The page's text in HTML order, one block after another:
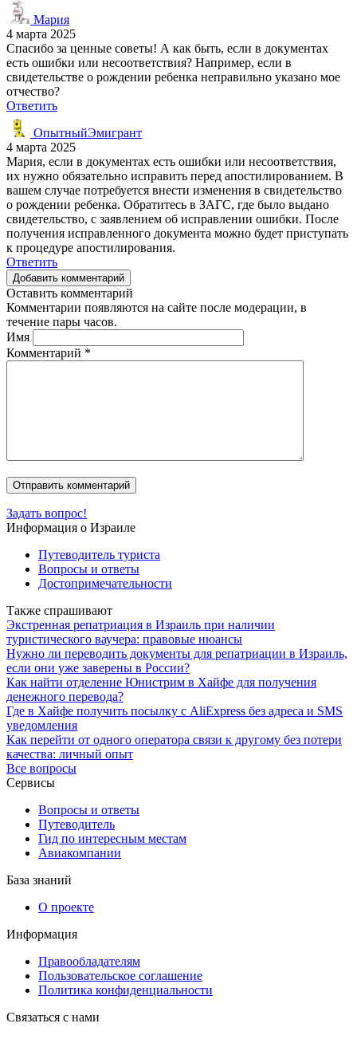
Мария
4 марта 2025
Спасибо за ценные советы! А как быть, если в документах
есть ошибки или несоответствия? Например, если в
свидетельстве о рождении ребенка неправильно указано мое
отчество?
Ответить
ОпытныйЭмигрант
4 марта 2025
Мария, если в документах есть ошибки или несоответствия,
их нужно обязательно исправить перед апостилированием. В
вашем случае потребуется внести изменения в свидетельство
о рождении ребенка. Обратитесь в ЗАГС, где было выдано
свидетельство, с заявлением об исправлении ошибки. После
получения исправленного документа можно будет приступать
к процедуре апостилирования.
Ответить
Добавить комментарий
Оставить комментарий
Комментарии появляются на сайте после модерации, в
течение пары часов.
Имя
Комментарий *
Задать вопрос!
Информация о Израиле
Путеводитель туриста
Вопросы и ответы
Достопримечательности
Также спрашивают
Экстренная репатриация в Израиль при наличии
туристического ваучера: правовые нюансы
Нужно ли переводить документы для репатриации в Израиль,
если они уже заверены в России?
Как найти отделение Юнистрим в Хайфе для получения
денежного перевода?
Где в Хайфе получить посылку с AliExpress без адреса и SMS
уведомления
Как перейти от одного оператора связи к другому без потери
качества: личный опыт
Все вопросы
Сервисы
Вопросы и ответы
Путеводитель
Гид по интересным местам
Авиакомпании
База знаний
О проекте
Информация
Правообладателям
Пользовательское соглашение
Политика конфиденциальности
Связаться с нами